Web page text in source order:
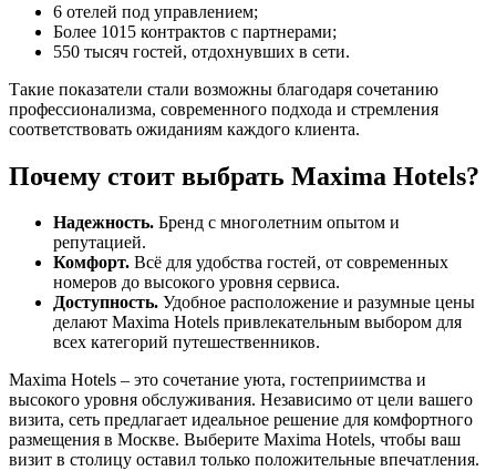
6 отелей под управлением;
Более 1015 контрактов с партнерами;
550 тысяч гостей, отдохнувших в сети.
Такие показатели стали возможны благодаря сочетанию
профессионализма, современного подхода и стремления
соответствовать ожиданиям каждого клиента.
Почему стоит выбрать Maxima Hotels?
Надежность. Бренд с многолетним опытом и
репутацией.
Комфорт. Всё для удобства гостей, от современных
номеров до высокого уровня сервиса.
Доступность. Удобное расположение и разумные цены
делают Maxima Hotels привлекательным выбором для
всех категорий путешественников.
Maxima Hotels – это сочетание уюта, гостеприимства и
высокого уровня обслуживания. Независимо от цели вашего
визита, сеть предлагает идеальное решение для комфортного
размещения в Москве. Выберите Maxima Hotels, чтобы ваш
визит в столицу оставил только положительные впечатления.